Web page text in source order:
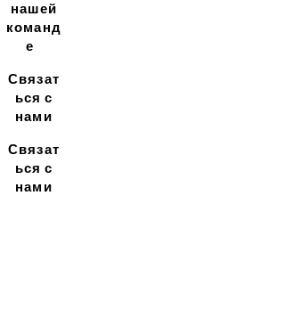
нашей
команд
е
Связат
ься с
нами
Связат
ься с
нами